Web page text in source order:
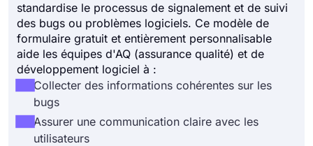
standardise le processus de signalement et de suivi
des bugs ou problèmes logiciels. Ce modèle de
formulaire gratuit et entièrement personnalisable
aide les équipes d'AQ (assurance qualité) et de
développement logiciel à :
Collecter des informations cohérentes sur les
bugs
Assurer une communication claire avec les
utilisateurs